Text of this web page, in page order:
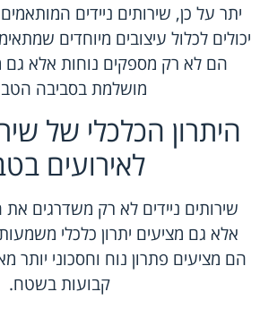
יתר על כן, שירותים ניידים
יכולים לכלול עיצובים מיוחדים
הם לא רק מספקים נוחות אלא גם
מושלמת בסביבה
היתרון הכלכלי של
לאירועים
שירותים ניידים לא רק משדרגים
אלא גם מציעים יתרון כלכלי
הם מציעים פתרון נוח וחסכוני
קבועות בשטח.